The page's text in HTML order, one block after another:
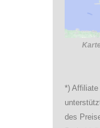
Karte
*)
des